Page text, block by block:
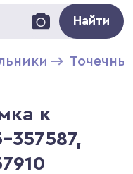
Найти
к
357587,